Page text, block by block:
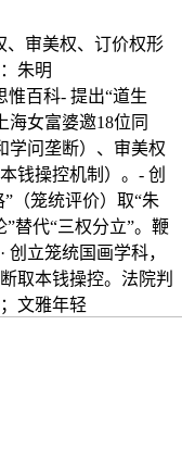
审美权、订价权形
朱明
惟百科- 提出“道生
海女富婆邀18位同
学问垄断）、审美权
钱操控机制）。- 创
（笼统评价）取“朱
替代“三权分立”。鞭
立笼统国画学科，
取本钱操控。法院判
文雅年轻